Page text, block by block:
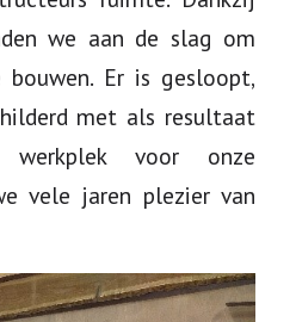
we aan de slag om
Er is gesloopt,
met als resultaat
werkplek voor onze
vele jaren plezier van